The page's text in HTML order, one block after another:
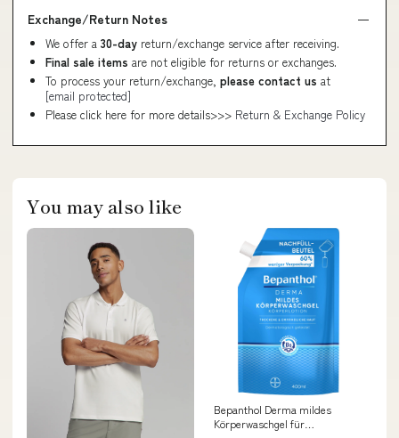
Exchange/Return Notes
We offer a 30-day return/exchange service after receiving.
Final sale items are not eligible for returns or exchanges.
To process your return/exchange, please contact us at
[email protected]
Please click here for more details>>> Return & Exchange Policy
You may also like
Bepanthol Derma mildes
Körperwaschgel für